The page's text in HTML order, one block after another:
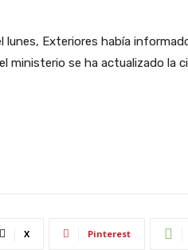
Exteriores había
ministerio se ha actualizado la
X Pinterest